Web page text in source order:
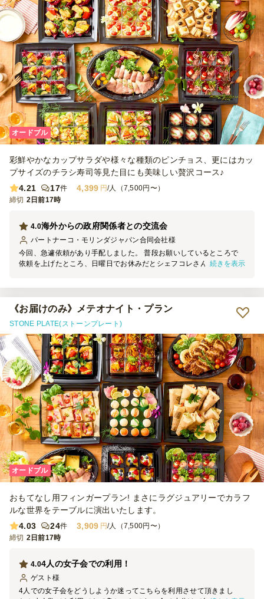
オードブル
彩鮮やかなカップサラダや様々な種類のピンチョス、更にはカッ
プサイズのチラシ寿司等見た目にも美味しい贅沢コース♪
4.21
17件 4,399 円/人（7,500円〜）
締切 2日前17時
海外からの政府関係者との交流会
4.0
パートナーコ・モリンダジャパン合同会社様
今回、急遽依頼があり手配しました。 普段お願いしているところで
依頼を上げたところ、日曜日でお休みだとシェフコレさんから連絡が
ころですが、シェフコレさんの対応が早くスムーズに準備出来まし
た。
続きを表示
《お届けのみ》メテオナイト・プラン
STONE PLATE(ストーンプレート)
オードブル
おもてなし用フィンガープラン! まさにラグジュアリーでカラフ
ルな世界をテーブルに演出いたします。
4.03
24件 3,909 円/人（7,500円〜）
締切 2日前17時
4人の女子会での利用！
4.0
ゲスト 様
4人での女子会をどうしようか迷ってこちらを利用させて頂きまし